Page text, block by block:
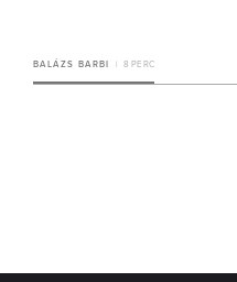
BALÁZS BARBI 8 PERC